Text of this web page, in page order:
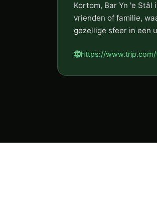
Kortom, Bar Yn 'e
vrienden of familie,
gezellige sfeer in een
https://www.trip.com/